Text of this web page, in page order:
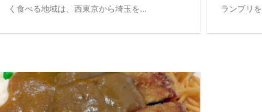
く食べる地域は、西東京から埼玉を…
ランプリ